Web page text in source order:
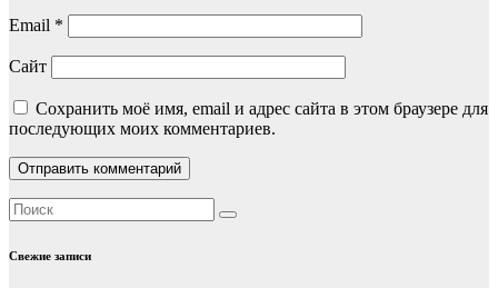
Email *
Сайт
Сохранить моё имя, email и адрес сайта в этом браузере для
последующих моих комментариев.
Свежие записи